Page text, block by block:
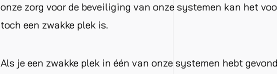
onze zorg voor de beveiliging van onze systemen kan het
toch een zwakke plek is.
Als je een zwakke plek in één van onze systemen hebt